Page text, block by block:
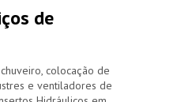
de
colocação de
e ventiladores de